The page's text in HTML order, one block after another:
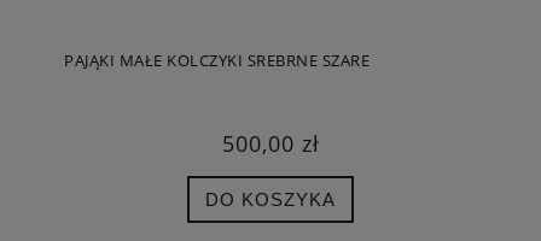
PAJĄKI MAŁE KOLCZYKI SREBRNE SZARE
500,00 zł
DO KOSZYKA